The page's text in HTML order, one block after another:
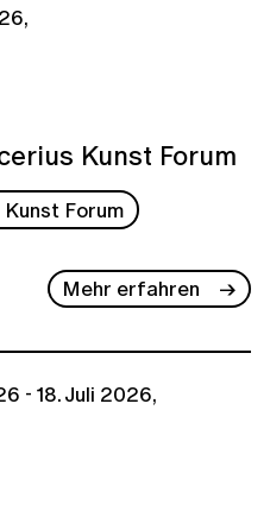
Kunst Forum
Forum
Mehr erfahren
- 18. Juli 2026,